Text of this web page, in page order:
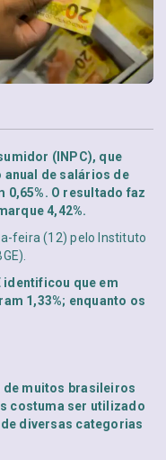
(INPC), que
de salários de
O resultado faz
4,42%.
feira (12) pelo Instituto
identificou que em
1,33%; enquanto os
de muitos brasileiros
costuma ser utilizado
diversas categorias